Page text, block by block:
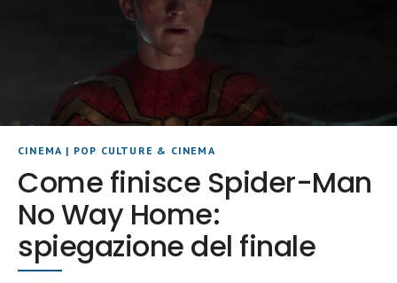
CINEMA | POP CULTURE & CINEMA
Come finisce Spider-Man
No Way Home:
spiegazione del finale